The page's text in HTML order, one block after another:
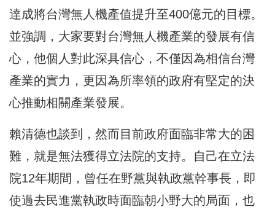
達成將台灣無人機產值提升至400億元的目標。
並強調，大家要對台灣無人機產業的發展有信
心，他個人對此深具信心，不僅因為相信台灣
產業的實力，更因為所率領的政府有堅定的決
心推動相關產業發展。
賴清德也談到，然而目前政府面臨非常大的困
難，就是無法獲得立法院的支持。自己在立法
院12年期間，曾任在野黨與執政黨幹事長，即
使過去民進黨執政時面臨朝小野大的局面，也